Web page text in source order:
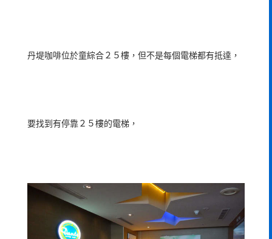
丹堤咖啡位於童綜合２５樓，但不是每個電梯都有抵達，
要找到有停靠２５樓的電梯，